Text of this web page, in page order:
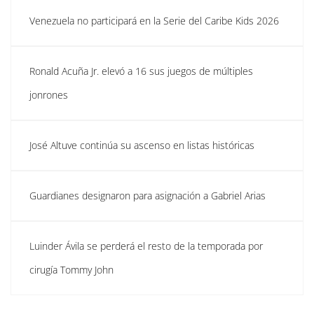
Venezuela no participará en la Serie del Caribe Kids 2026
Ronald Acuña Jr. elevó a 16 sus juegos de múltiples
jonrones
José Altuve continúa su ascenso en listas históricas
Guardianes designaron para asignación a Gabriel Arias
Luinder Ávila se perderá el resto de la temporada por
cirugía Tommy John